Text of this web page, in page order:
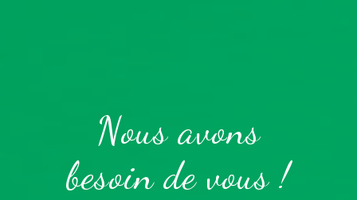
Nous avons
besoin de vous !